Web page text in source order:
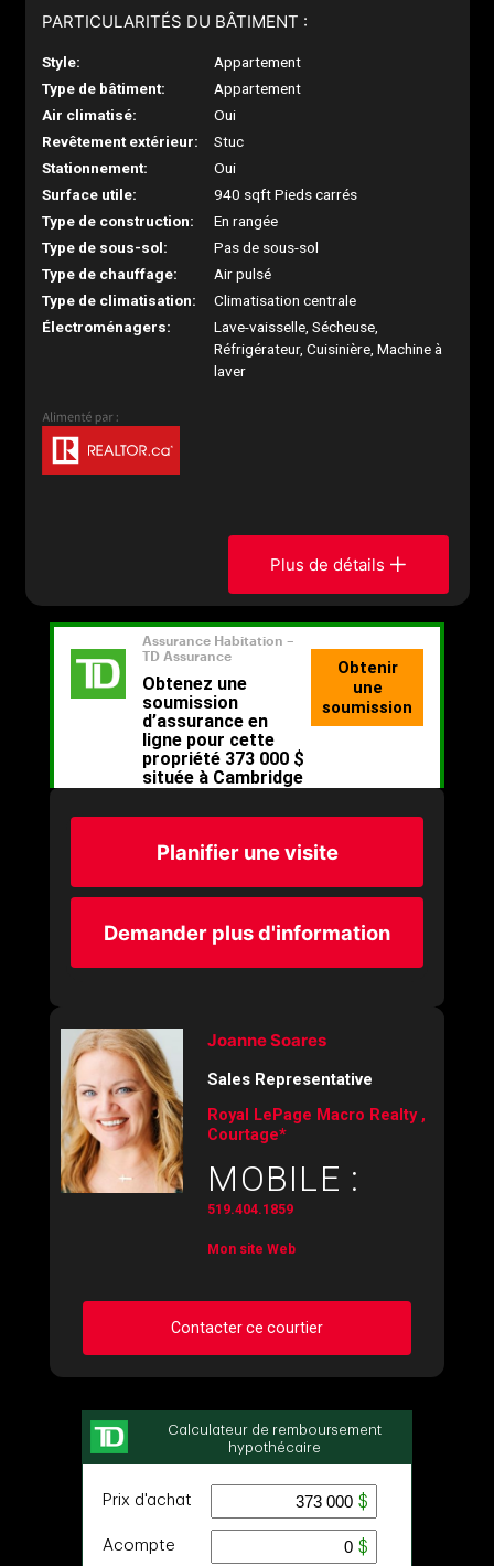
PARTICULARITÉS DU BÂTIMENT :
Style:
Appartement
Type de bâtiment:
Appartement
Air climatisé:
Oui
Revêtement extérieur:
Stuc
Stationnement:
Oui
Surface utile:
940 sqft Pieds carrés
Type de construction:
En rangée
Type de sous-sol:
Pas de sous-sol
Type de chauffage:
Air pulsé
Type de climatisation:
Climatisation centrale
Électroménagers:
Lave-vaisselle, Sécheuse,
Réfrigérateur, Cuisinière, Machine à
laver
Plus de détails
Planifier une visite
Demander plus d'information
Joanne Soares
Sales Representative
Royal LePage Macro Realty ,
Courtage*
MOBILE :
519.404.1859
Mon site Web
Contacter ce courtier
Demander des infos sur cette inscription
Prénom